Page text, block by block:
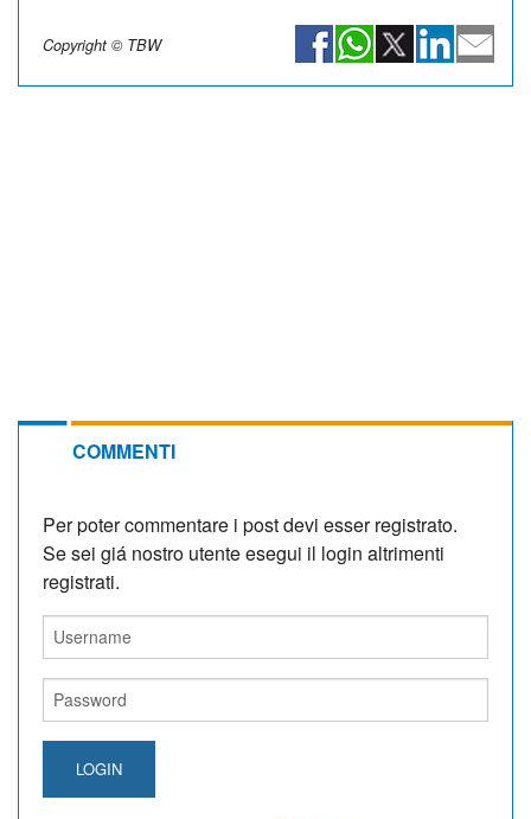
Copyright © TBW
COMMENTI
Per poter commentare i post devi esser registrato.
Se sei giá nostro utente esegui il login altrimenti
registrati.
LOGIN